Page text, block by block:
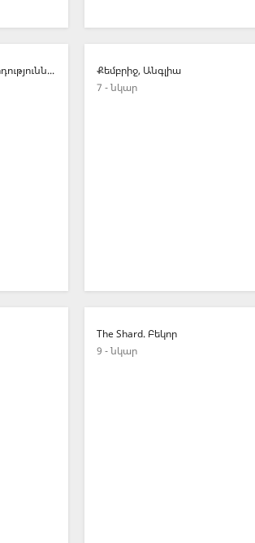
Անգլիական ճամփորդություններ
Քեմբրիջ, Անգլիա
7 - նկար
The Shard. Բեկոր
9 - նկար